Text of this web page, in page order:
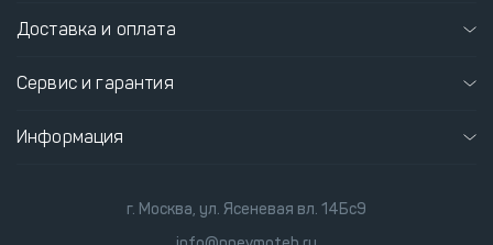
Доставка и оплата
Сервис и гарантия
Информация
г. Москва, ул. Ясеневая вл. 14Бс9